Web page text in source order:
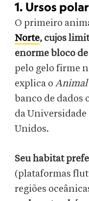
1. Ursos
O primeiro
Norte, cujos
enorme bloco
pelo gelo firme
explica o Animal
banco de
da Universidade
Unidos.
Seu habitat
(plataformas
regiões